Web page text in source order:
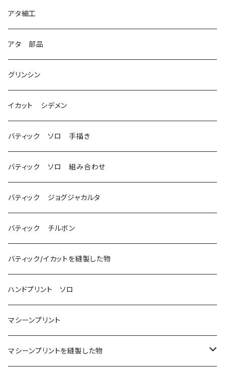
2
3
アタ細工
アタ 部品
グリンシン
イカット シデメン
バティック ソロ 手描き
バティック ソロ 組み合わせ
バティック ジョグジャカルタ
バティック チルボン
バティック/イカットを縫製した物
ハンドプリント ソロ
マシーンプリント
マシーンプリントを縫製した物